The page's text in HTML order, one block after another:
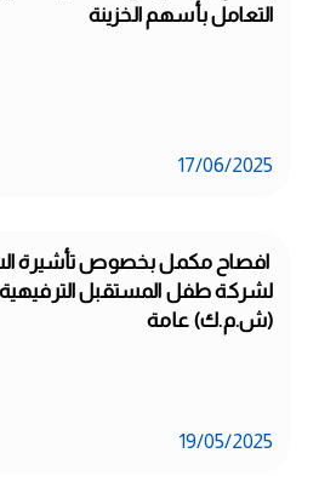
التعامل بأسهم الخزينة
17/06/2025
(ش.م.ك) عامة
19/05/2025